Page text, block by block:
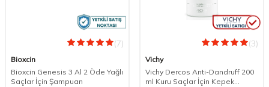
(7)
Bioxcin
Bioxcin Genesis 3 Al 2 Öde Yağlı
Saçlar İçin Şampuan
(3)
Vichy
Vichy Dercos Anti-Dandruff 200
ml Kuru Saçlar İçin Kepek